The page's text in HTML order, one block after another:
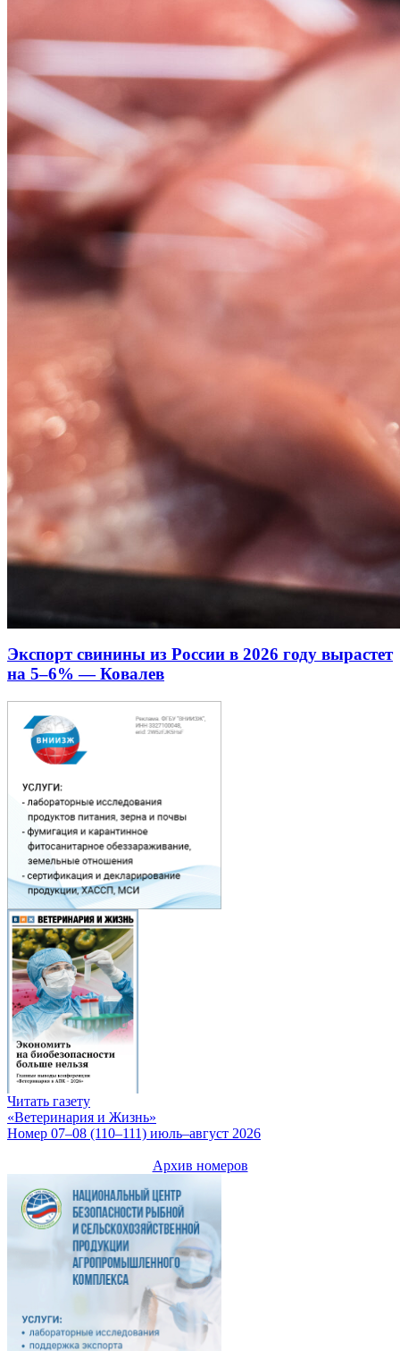
Экспорт свинины из России в 2026 году вырастет
на 5–6% — Ковалев
Читать газету
«Ветеринария и Жизнь»
Номер 07–08 (110–111) июль–август 2026
Архив номеров